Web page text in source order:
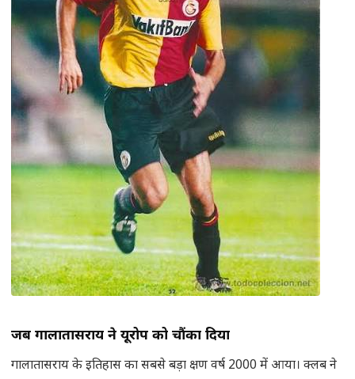
जब गालातासराय ने यूरोप को चौंका दिया
गालातासराय के इतिहास का सबसे बड़ा क्षण वर्ष 2000 में आया। क्लब ने